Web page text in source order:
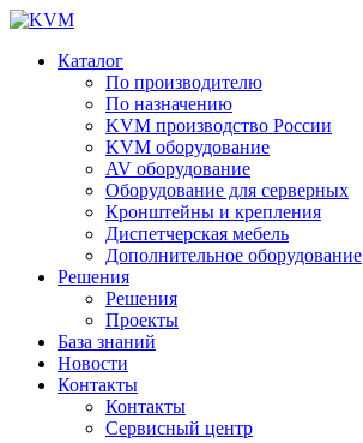
Каталог
По производителю
По назначению
KVM производство России
KVM оборудование
AV оборудование
Оборудование для серверных
Кронштейны и крепления
Диспетчерская мебель
Дополнительное оборудование
Решения
Решения
Проекты
База знаний
Новости
Контакты
Контакты
Сервисный центр